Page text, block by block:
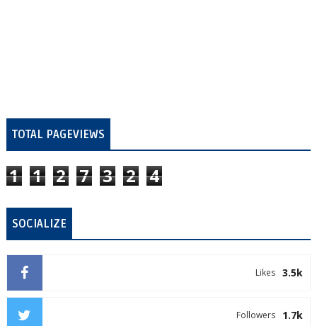
TOTAL PAGEVIEWS
1 1 2 7 3 2 4
SOCIALIZE
3.5k
Likes
1.7k
Followers